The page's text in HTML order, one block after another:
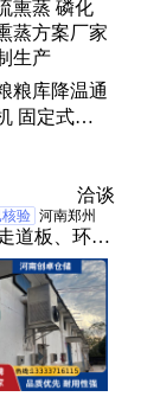
器
粮库降温通
固定式环
洽谈
验 河南郑州
道板、环流
统、移动式
设备、虫害
、密封槽管
发生器、不
害监测、磷